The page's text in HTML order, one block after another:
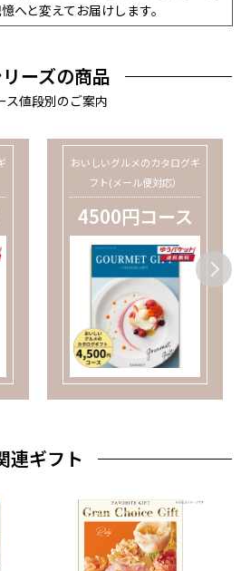
へと変えてお届けします。
ーズの商品
ス値段別のご案内
おいしいグルメのカタログギ
フト(メール便対応）
4500円コース
連ギフト